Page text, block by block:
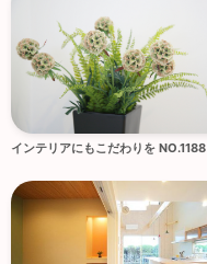
インテリアにもこだわりを NO.1188